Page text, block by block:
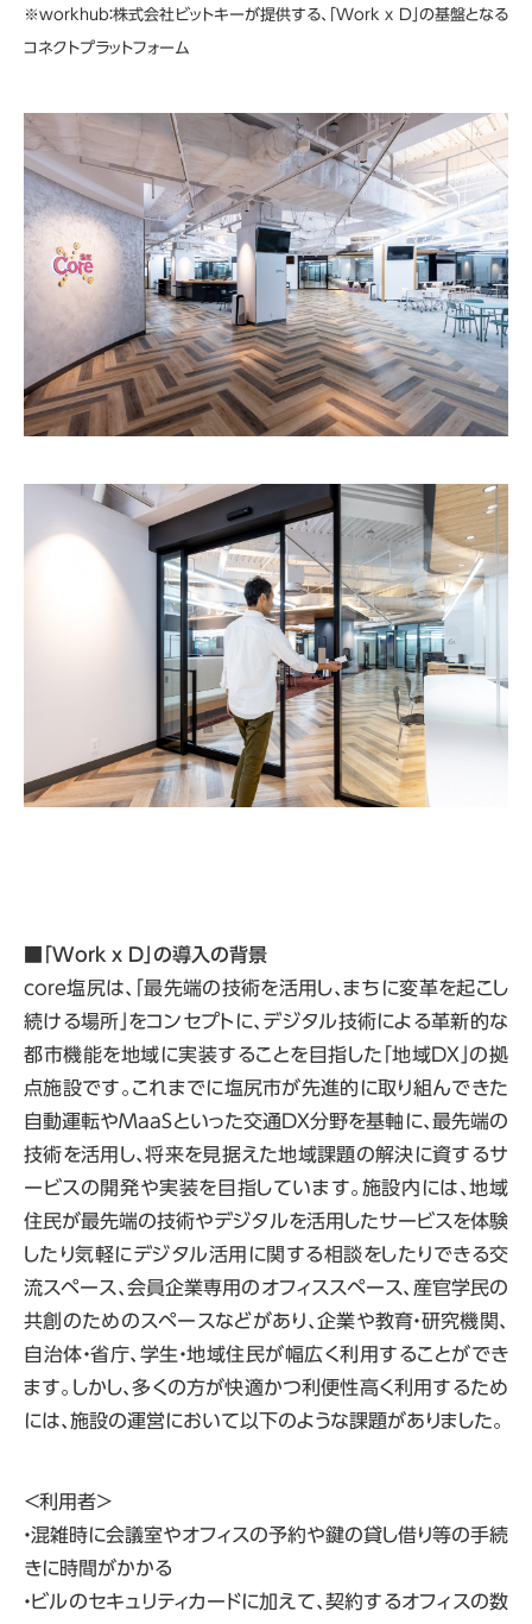
※workhub：株式会社ビットキーが提供する、「Work x D」の基盤となる
コネクトプラットフォーム
Work x D 」の導入の背景
core塩尻は、「最先端の技術を活用し、まちに変革を起こし
続ける場所」をコンセプトに、デジタル技術による革新的な
都市機能を地域に実装することを目指した「地域DX」の拠
点施設です。これまでに塩尻市が先進的に取り組んできた
自動運転やMaaSといった交通DX分野を基軸に、最先端の
技術を活用し、将来を見据えた地域課題の解決に資するサ
ービスの開発や実装を目指しています。施設内には、地域
住民が最先端の技術やデジタルを活用したサービスを体験
したり気軽にデジタル活用に関する相談をしたりできる交
流スペース、会員企業専用のオフィススペース、産官学民の
共創のためのスペースなどがあり、企業や教育・研究機関、
自治体・省庁、学生・地域住民が幅広く利用することができ
ます。しかし、多くの方が快適かつ利便性高く利用するため
には、施設の運営において以下のような課題がありました。
＜利用者＞
・混雑時に会議室やオフィスの予約や鍵の貸し借り等の手続
きに時間がかかる
・ビルのセキュリティカードに加えて、契約するオフィスの数